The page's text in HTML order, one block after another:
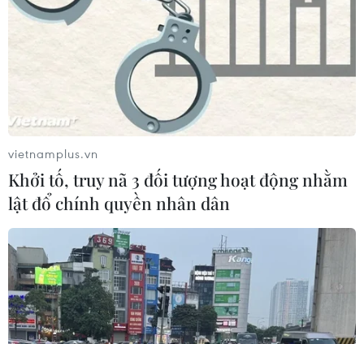
Vì sao giá xăng dầu lại điều chỉnh vào 0
giờ và sớm hơn 4 ngày?
vietnamplus.vn
Khởi tố, truy nã 3 đối tượng hoạt động nhằm
lật đổ chính quyền nhân dân